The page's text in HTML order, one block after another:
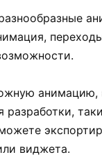
анимацию,
виджета.